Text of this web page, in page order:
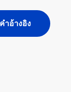
าอ้างอิง